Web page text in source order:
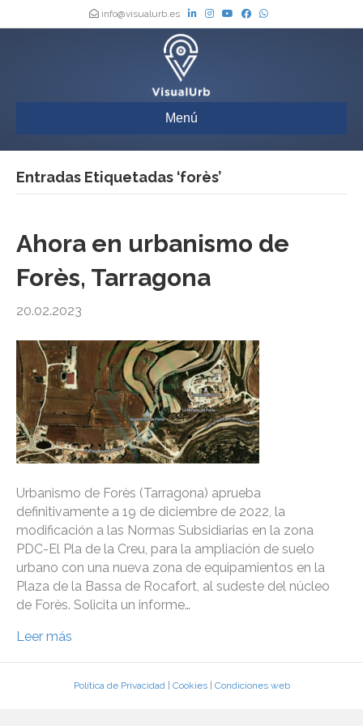
info@visualurb.es
Menú
Entradas Etiquetadas ‘forès’
Ahora en urbanismo de
Forès, Tarragona
20.02.2023
Urbanismo de Forès (Tarragona) aprueba
definitivamente a 19 de diciembre de 2022, la
modificación a las Normas Subsidiarias en la zona
PDC-El Pla de la Creu, para la ampliación de suelo
urbano con una nueva zona de equipamientos en la
Plaza de la Bassa de Rocafort, al sudeste del núcleo
de Forès. Solicita un informe…
Leer más
Política de Privacidad| Cookies| Condiciones web